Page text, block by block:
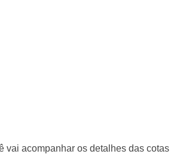
vai acompanhar os detalhes das cotas